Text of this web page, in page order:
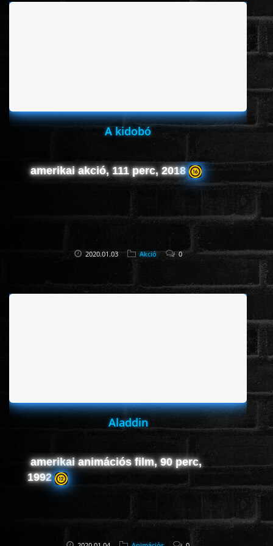
PC-GAME
www.onlinefilmvilag2.eu,Copyright © 2017-2026 Az oldal nem tárol
semmilyen jogsértő tartalmat. Minden adat külső forrásból származik |
A kidobó
amerikai akció, 111 perc, 2018
2020.01.03 Akció 0
Aladdin
amerikai animációs film, 90 perc,
1992